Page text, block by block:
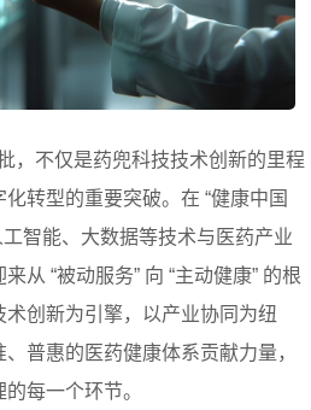
，不仅是药兜科技技术创新的里程
转型的重要突破。在 “健康中国
智能、大数据等技术与医药产业
从 “被动服务” 向 “主动健康” 的根
创新为引擎，以产业协同为纽
普惠的医药健康体系贡献力量，
每一个环节。